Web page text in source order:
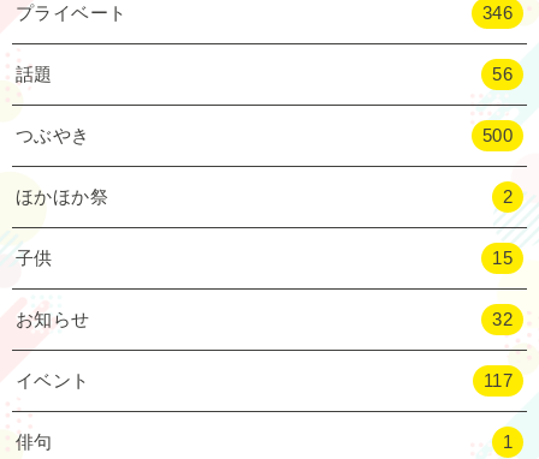
プライベート 346
話題 56
つぶやき 500
ほかほか祭 2
子供 15
お知らせ 32
イベント 117
俳句 1